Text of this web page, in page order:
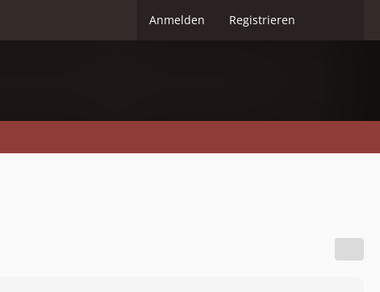
Anmelden Registrieren